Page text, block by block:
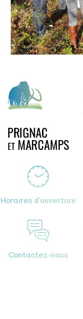
Horaires d'ouverture
Contactez-nous